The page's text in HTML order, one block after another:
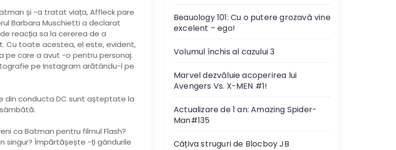
și -a tratat viața, Affleck pare
Barbara Muschietti a declarat
reacția sa la cererea de a
Cu toate acestea, el este, evident,
pe care a avut -o pentru personaj.
pe Instagram arătându-l pe
din conducta DC sunt așteptate la
ca Batman pentru filmul Flash?
singur? Împărtășește -ți gândurile
Beauology 101: Cu o putere grozavă vine
excelent – ego!
Volumul închis al cazului 3
Marvel dezvăluie acoperirea lui
Avengers Vs. X-MEN #1!
Actualizare de 1 an: Amazing Spider-
Man#135
Câțiva struguri de Blocboy JB